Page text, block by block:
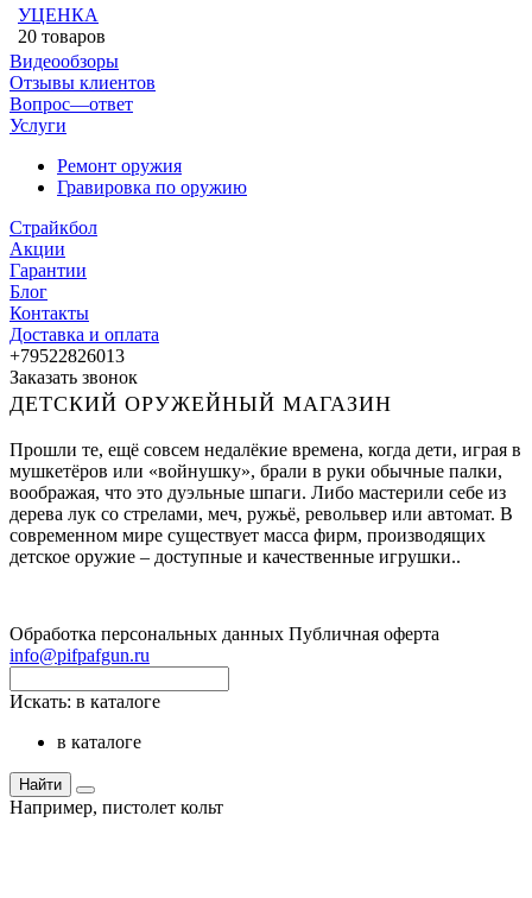
УЦЕНКА
20 товаров
Видеообзоры
Отзывы клиентов
Вопрос—ответ
Услуги
Ремонт оружия
Гравировка по оружию
Страйкбол
Акции
Гарантии
Блог
Контакты
Доставка и оплата
+79522826013
Заказать звонок
ДЕТСКИЙ ОРУЖЕЙНЫЙ МАГАЗИН
Прошли те, ещё совсем недалёкие времена, когда дети, играя в
мушкетёров или «войнушку», брали в руки обычные палки,
воображая, что это дуэльные шпаги. Либо мастерили себе из
дерева лук со стрелами, меч, ружьё, револьвер или автомат. В
современном мире существует масса фирм, производящих
детское оружие – доступные и качественные игрушки..
Обработка персональных данных Публичная оферта
info@pifpafgun.ru
Искать: в каталоге
в каталоге
Найти
Например, пистолет кольт